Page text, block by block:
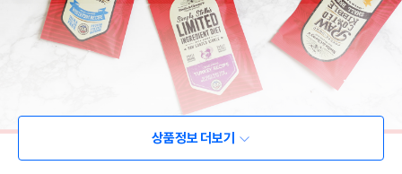
상품정보 더보기